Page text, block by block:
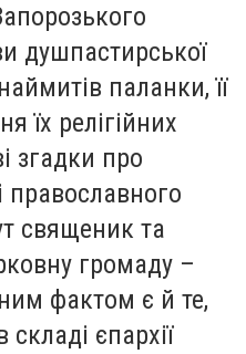
душпастирської
паланки, її
їх релігійних
згадки про
православного
священик та
громаду –
фактом є й те,
єпархії